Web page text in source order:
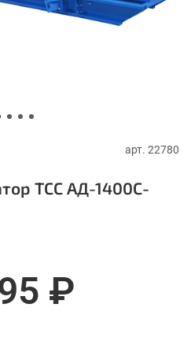
арт. 22780
ТСС АД-1400С-
₽